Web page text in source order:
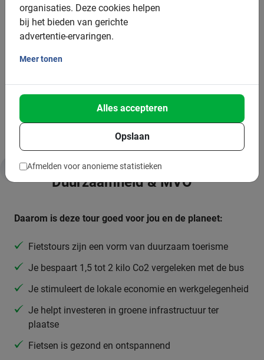
organisaties. Deze cookies helpen
bij het bieden van gerichte
advertentie-ervaringen.
Meer tonen
Opslaan
Alles accepteren
Afmelden voor anonieme statistieken
Boekbaar voor groepen van: 2 tot 200 deelnemers
Per 15 deelnemers wordt een extra gids ingezet
Bij grotere groepen zetten we meer gidsen in
Duurzaamheid & MVO
Daarom is deze tour goed voor jou en de planeet:
Fietstours zijn een vorm van duurzaam toerisme
Je bespaart 1,5 tot 2 kilo Co2 vergeleken met de bus
Je stimuleert de lokale economie en werkgelegenheid
Je helpt investeren in groene infrastructuur ter
plaatse
Fietsen is gezond en ontspannend